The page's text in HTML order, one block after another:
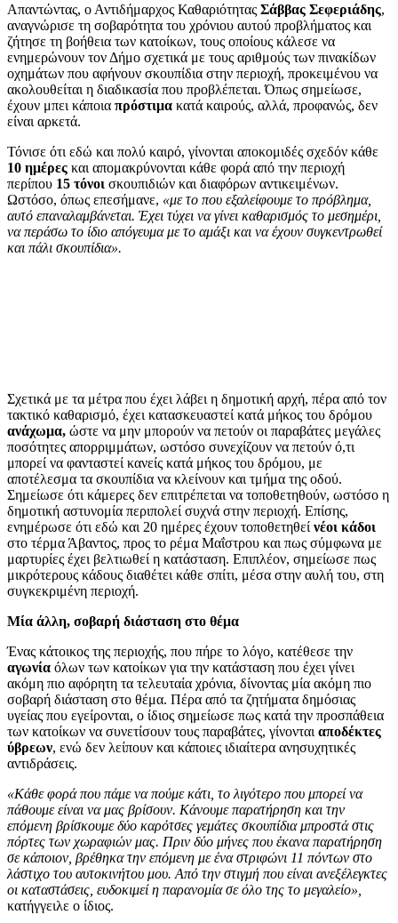
Απαντώντας, ο Αντιδήμαρχος Καθαριότητας Σάββας Σεφεριάδης,
αναγνώρισε τη σοβαρότητα του χρόνιου αυτού προβλήματος και
ζήτησε τη βοήθεια των κατοίκων, τους οποίους κάλεσε να
ενημερώνουν τον Δήμο σχετικά με τους αριθμούς των πινακίδων
οχημάτων που αφήνουν σκουπίδια στην περιοχή, προκειμένου να
ακολουθείται η διαδικασία που προβλέπεται. Όπως σημείωσε,
έχουν μπει κάποια πρόστιμα κατά καιρούς, αλλά, προφανώς, δεν
είναι αρκετά.
Τόνισε ότι εδώ και πολύ καιρό, γίνονται αποκομιδές σχεδόν κάθε
10 ημέρες και απομακρύνονται κάθε φορά από την περιοχή
περίπου 15 τόνοι σκουπιδιών και διαφόρων αντικειμένων.
Ωστόσο, όπως επεσήμανε, «με το που εξαλείφουμε το πρόβλημα,
αυτό επαναλαμβάνεται. Έχει τύχει να γίνει καθαρισμός το μεσημέρι,
να περάσω το ίδιο απόγευμα με το αμάξι και να έχουν συγκεντρωθεί
και πάλι σκουπίδια».
Σχετικά με τα μέτρα που έχει λάβει η δημοτική αρχή, πέρα από τον
τακτικό καθαρισμό, έχει κατασκευαστεί κατά μήκος του δρόμου
ανάχωμα, ώστε να μην μπορούν να πετούν οι παραβάτες μεγάλες
ποσότητες απορριμμάτων, ωστόσο συνεχίζουν να πετούν ό,τι
μπορεί να φανταστεί κανείς κατά μήκος του δρόμου, με
αποτέλεσμα τα σκουπίδια να κλείνουν και τμήμα της οδού.
Σημείωσε ότι κάμερες δεν επιτρέπεται να τοποθετηθούν, ωστόσο η
δημοτική αστυνομία περιπολεί συχνά στην περιοχή. Επίσης,
ενημέρωσε ότι εδώ και 20 ημέρες έχουν τοποθετηθεί νέοι κάδοι
στο τέρμα Άβαντος, προς το ρέμα Μαΐστρου και πως σύμφωνα με
μαρτυρίες έχει βελτιωθεί η κατάσταση. Επιπλέον, σημείωσε πως
μικρότερους κάδους διαθέτει κάθε σπίτι, μέσα στην αυλή του, στη
συγκεκριμένη περιοχή.
Μία άλλη, σοβαρή διάσταση στο θέμα
Ένας κάτοικος της περιοχής, που πήρε το λόγο, κατέθεσε την
αγωνία όλων των κατοίκων για την κατάσταση που έχει γίνει
ακόμη πιο αφόρητη τα τελευταία χρόνια, δίνοντας μία ακόμη πιο
σοβαρή διάσταση στο θέμα. Πέρα από τα ζητήματα δημόσιας
υγείας που εγείρονται, ο ίδιος σημείωσε πως κατά την προσπάθεια
των κατοίκων να συνετίσουν τους παραβάτες, γίνονται αποδέκτες
ύβρεων, ενώ δεν λείπουν και κάποιες ιδιαίτερα ανησυχητικές
αντιδράσεις.
«Κάθε φορά που πάμε να πούμε κάτι, το λιγότερο που μπορεί να
πάθουμε είναι να μας βρίσουν. Κάνουμε παρατήρηση και την
επόμενη βρίσκουμε δύο καρότσες γεμάτες σκουπίδια μπροστά στις
πόρτες των χωραφιών μας. Πριν δύο μήνες που έκανα παρατήρηση
σε κάποιον, βρέθηκα την επόμενη με ένα στριφώνι 11 πόντων στο
λάστιχο του αυτοκινήτου μου. Από την στιγμή που είναι ανεξέλεγκτες
οι καταστάσεις, ευδοκιμεί η παρανομία σε όλο της το μεγαλείο»,
κατήγγειλε ο ίδιος.